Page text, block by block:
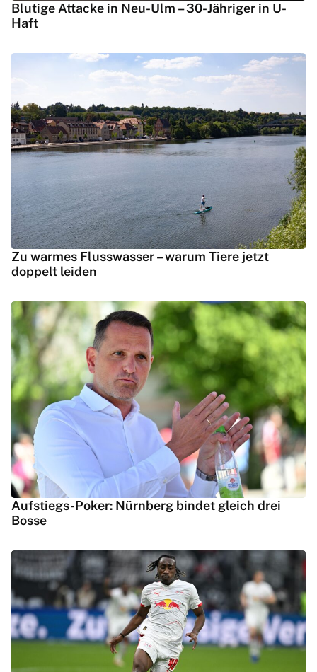
Blutige Attacke in Neu-Ulm – 30-Jähriger in U-
Haft
Zu warmes Flusswasser – warum Tiere jetzt
doppelt leiden
Aufstiegs-Poker: Nürnberg bindet gleich drei
Bosse